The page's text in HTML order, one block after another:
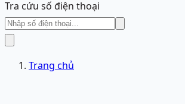
Tra cứu số điện thoại
Trang chủ